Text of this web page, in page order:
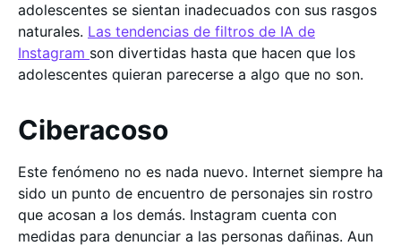
adolescentes se sientan inadecuados con sus rasgos
naturales. Las tendencias de filtros de IA de
Instagram son divertidas hasta que hacen que los
adolescentes quieran parecerse a algo que no son.
Ciberacoso
Este fenómeno no es nada nuevo. Internet siempre ha
sido un punto de encuentro de personajes sin rostro
que acosan a los demás. Instagram cuenta con
medidas para denunciar a las personas dañinas. Aun